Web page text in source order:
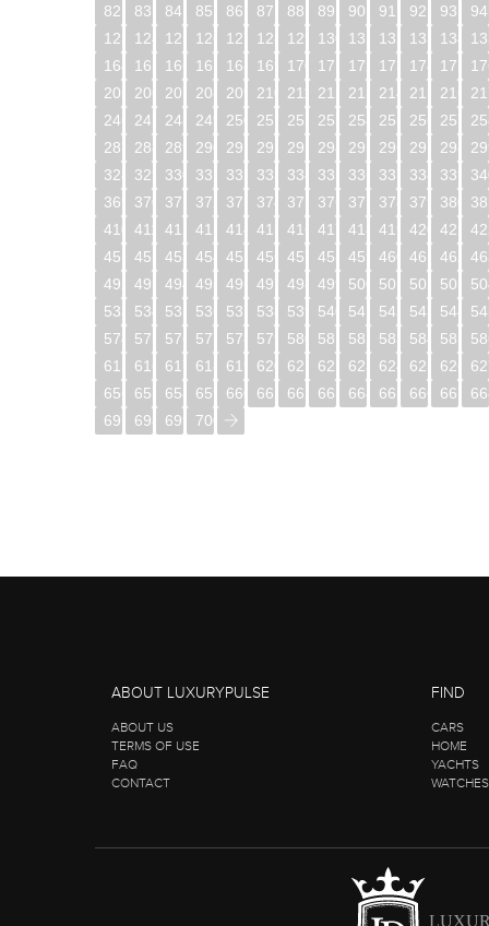
82
83 84 85 86 87 88 89 90 91 92 93 94
123
124 125 126 127 128 129 130 131 132 133 134 135
164
165 166 167 168 169 170 171 172 173 174 175 176
205
206 207 208 209 210 211 212 213 214 215 216 217
246
247 248 249 250 251 252 253 254 255 256 257 258
287
288 289 290 291 292 293 294 295 296 297 298 299
328
329 330 331 332 333 334 335 336 337 338 339 340
369
370 371 372 373 374 375 376 377 378 379 380 381
410
411 412 413 414 415 416 417 418 419 420 421 422
451
452 453 454 455 456 457 458 459 460 461 462 463
492
493 494 495 496 497 498 499 500 501 502 503 504
533
534 535 536 537 538 539 540 541 542 543 544 545
574
575 576 577 578 579 580 581 582 583 584 585 586
615
616 617 618 619 620 621 622 623 624 625 626 627
656
657 658 659 660 661 662 663 664 665 666 667 668
697
698 699 700
ABOUT LUXURYPULSE
ABOUT US
TERMS OF USE
FAQ
CONTACT
FIND
CARS
HOME
YACHTS
WATCHES